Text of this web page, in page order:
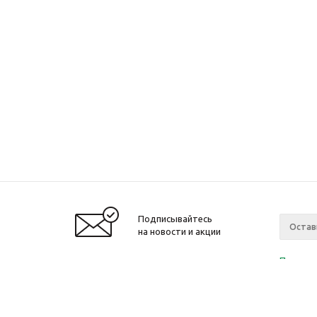
Подписывайтесь
на новости и акции